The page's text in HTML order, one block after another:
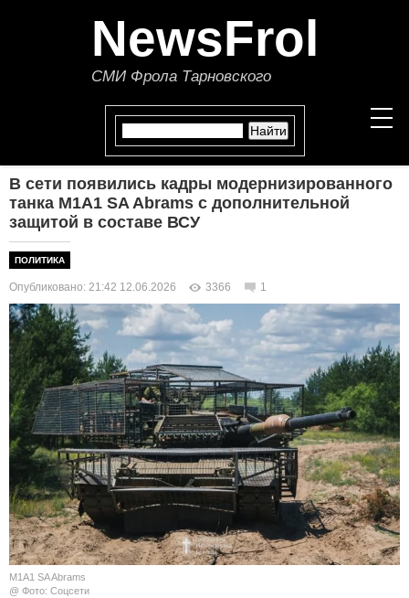
NewsFrol
СМИ Фрола Тарновского
НОВОСТИ
ПОЛИТИКА
ЭКОНОМИКА
В МИРЕ
ОБЩЕСТВО
КУЛЬТУРА
НАУКА
СПОРТ
ШОУ-БИЗНЕС
В сети появились кадры модернизированного
танка M1A1 SA Abrams с дополнительной
защитой в составе ВСУ
ПОЛИТИКА
Опубликовано: 21:42 12.06.2026 3366 1
M1A1 SA Abrams
@ Фото: Соцсети